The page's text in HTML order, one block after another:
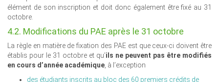
élément de son inscription et doit donc également être fixé au 31
octobre.
4.2. Modifications du PAE après le 31 octobre
La règle en matière de fixation des PAE est que ceux-ci doivent être
établis pour le 31 octobre et qu’ils ne peuvent pas être modifiés
en cours d’année académique , à l’exception
des étudiants inscrits au bloc des 60 premiers crédits de